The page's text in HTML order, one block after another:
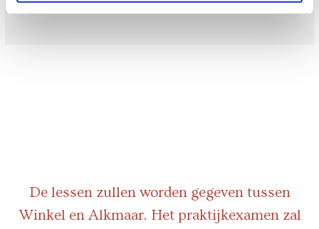
van je theorie niet nogmaals nodig.
De lessen zullen worden gegeven tussen
Winkel en Alkmaar. Het praktijkexamen zal